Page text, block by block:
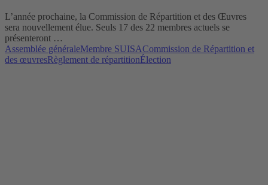
L’année prochaine, la Commission de Répartition et des Œuvres
sera nouvellement élue. Seuls 17 des 22 membres actuels se
présenteront …
Assemblée généraleMembre SUISACommission de Répartition et
des œuvresRèglement de répartitionÉlection